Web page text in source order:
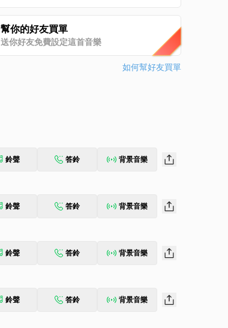
幫你的好友買單
送你好友免費設定這首音樂
如何幫好友買單
鈴聲 答鈴 背景音樂
鈴聲 答鈴 背景音樂
鈴聲 答鈴 背景音樂
鈴聲 答鈴 背景音樂